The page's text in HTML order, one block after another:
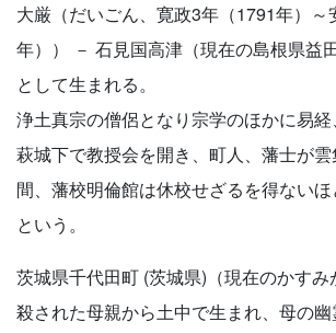
大厳（だいごん、寛政3年（1791年）～
年）） － 石見国高津（現在の島根県益
として生まれる。
浄土真宗の僧侶となり宗学のほかに易経
萩城下で教授会を開き、町人、藩士が
間、藩校明倫館は休校せざるを得ない
という。
茨城県千代田町 (茨城県)（現在のかすみ
殺された母親から土中で生まれ、母の